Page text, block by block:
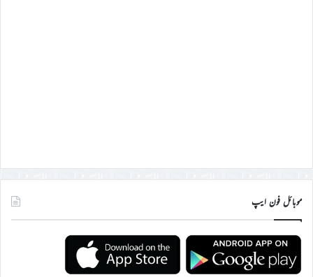
موبائل فون ایپ